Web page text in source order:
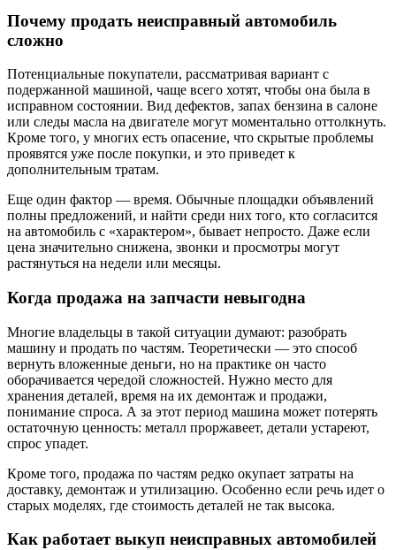
Почему продать неисправный автомобиль
сложно
Потенциальные покупатели, рассматривая вариант с
подержанной машиной, чаще всего хотят, чтобы она была в
исправном состоянии. Вид дефектов, запах бензина в салоне
или следы масла на двигателе могут моментально оттолкнуть.
Кроме того, у многих есть опасение, что скрытые проблемы
проявятся уже после покупки, и это приведет к
дополнительным тратам.
Еще один фактор — время. Обычные площадки объявлений
полны предложений, и найти среди них того, кто согласится
на автомобиль с «характером», бывает непросто. Даже если
цена значительно снижена, звонки и просмотры могут
растянуться на недели или месяцы.
Когда продажа на запчасти невыгодна
Многие владельцы в такой ситуации думают: разобрать
машину и продать по частям. Теоретически — это способ
вернуть вложенные деньги, но на практике он часто
оборачивается чередой сложностей. Нужно место для
хранения деталей, время на их демонтаж и продажи,
понимание спроса. А за этот период машина может потерять
остаточную ценность: металл проржавеет, детали устареют,
спрос упадет.
Кроме того, продажа по частям редко окупает затраты на
доставку, демонтаж и утилизацию. Особенно если речь идет о
старых моделях, где стоимость деталей не так высока.
Как работает выкуп неисправных автомобилей